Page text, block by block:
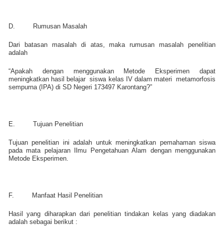
D. Rumusan Masalah
Dari batasan masalah di atas, maka rumusan masalah penelitian
adalah
“Apakah dengan menggunakan Metode Eksperimen dapat
meningkatkan hasil belajar siswa kelas IV dalam materi
metamorfosis
sempurna (IPA) di SD Negeri 173497 Karontang?”
E. Tujuan Penelitian
Tujuan penelitian ini adalah untuk meningkatkan pemahaman siswa
pada mata pelajaran Ilmu Pengetahuan Alam dengan menggunakan
Metode Eksperimen.
F. Manfaat Hasil Penelitian
Hasil yang diharapkan dari penelitian tindakan kelas yang diadakan
adalah sebagai berikut :